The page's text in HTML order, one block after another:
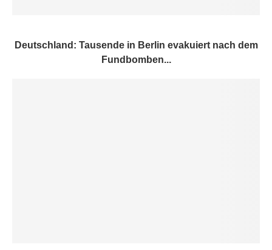
Deutschland: Tausende in Berlin evakuiert nach dem
Fundbomben...